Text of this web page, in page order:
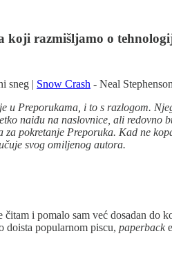
koji razmišljamo o
sneg | Snow Crash - Neal Stephenson
u Preporukama, i to s razlogom.
naiđu na naslovnice, ali
pokretanje Preporuka. Kad ne
svog omiljenog autora.
i pomalo sam već dosadan do
doista popularnom piscu, paperback